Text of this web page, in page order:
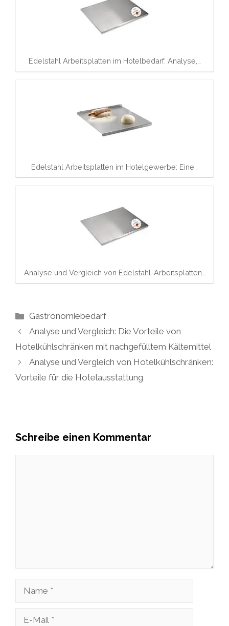
Edelstahl Arbeitsplatten im Hotelbedarf: Analyse,…
Edelstahl Arbeitsplatten im Hotelgewerbe: Eine…
Analyse und Vergleich von Edelstahl-Arbeitsplatten…
Kategorien
Gastronomiebedarf
Analyse und Vergleich: Die Vorteile von
Hotelkühlschränken mit nachgefülltem Kältemittel
Analyse und Vergleich von Hotelkühlschränken:
Vorteile für die Hotelausstattung
Schreibe einen Kommentar
Name